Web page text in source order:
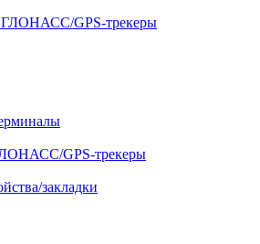
GPS-трекеры
GPS-трекеры
закладки